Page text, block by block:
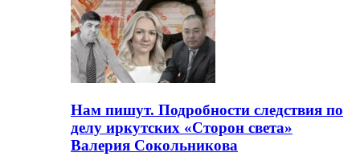
Нам пишут. Подробности следствия по
делу иркутских «Сторон света»
Валерия Сокольникова